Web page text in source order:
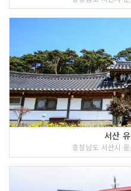
서산
충청남도 서산시